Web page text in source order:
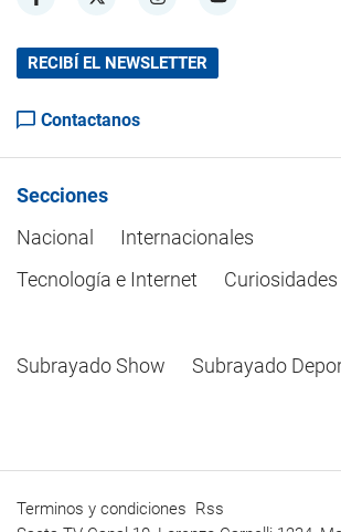
RECIBÍ EL NEWSLETTER
Contactanos
Secciones
Nacional
Internacionales
Tecnología e Internet
Curiosidades
Subrayado Show Subrayado
Terminos y condiciones Rss